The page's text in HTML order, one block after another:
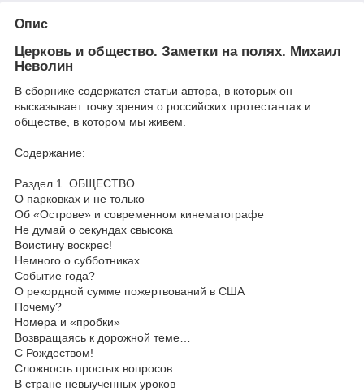
Опис
Церковь и общество. Заметки на полях. Михаил
Неволин
В сборнике содержатся статьи автора, в которых он
высказывает точку зрения о российских протестантах и
обществе, в котором мы живем.
Содержание:
Раздел 1. ОБЩЕСТВО
О парковках и не только
Об «Острове» и современном кинематографе
Не думай о секундах свысока
Воистину воскрес!
Немного о субботниках
Событие года?
О рекордной сумме пожертвований в США
Почему?
Номера и «пробки»
Возвращаясь к дорожной теме…
С Рождеством!
Сложность простых вопросов
В стране невыученных уроков